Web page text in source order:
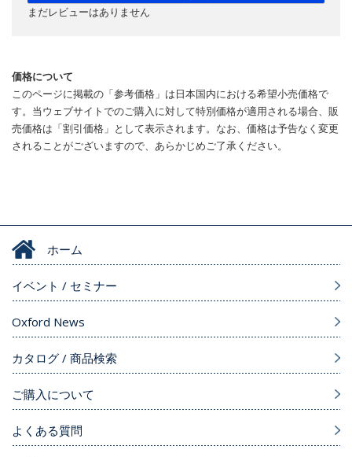
まだレビューはありません
価格について
このページに掲載の「参考価格」は日本国内における希望小売価格で
す。当ウェブサイトでのご購入に対して特別価格が適用される場合、販
売価格は「割引価格」として表示されます。なお、価格は予告なく変更
されることがございますので、あらかじめご了承ください。
ホーム
イベント / セミナー
Oxford News
カタログ / 商品検索
ご購入について
よくある質問